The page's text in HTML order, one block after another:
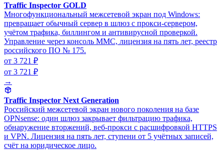
Traffic Inspector GOLD
Многофункциональный межсетевой экран под Windows:
превращает обычный сервер в шлюз с прокси-сервером,
учётом трафика, биллингом и антивирусной проверкой.
Управление через консоль MMC, лицензия на пять лет, реестр
российского ПО № 175.
от 3 721 ₽
от 3 721 ₽
→
Traffic Inspector Next Generation
Российский межсетевой экран нового поколения на базе
OPNsense: один шлюз закрывает фильтрацию трафика,
обнаружение вторжений, веб-прокси с расшифровкой HTTPS
и VPN. Лицензия на пять лет, ступени от 5 учётных записей,
счёт на юридическое лицо.